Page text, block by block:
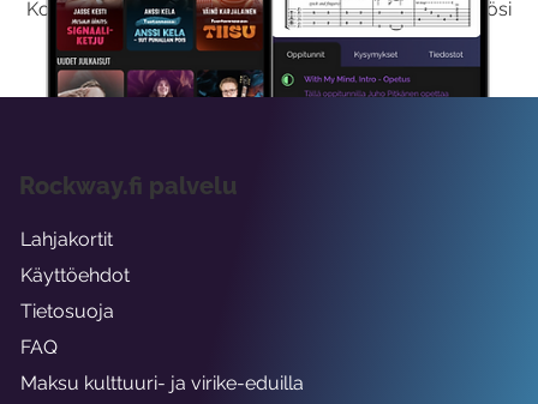
Kokeilemalla ilmaiseksi saat koko sisältömme käyttöösi
viikon ajaksi.
Rockway.fi palvelu
Lahjakortit
Käyttöehdot
Tietosuoja
FAQ
Maksu kulttuuri- ja virike-eduilla